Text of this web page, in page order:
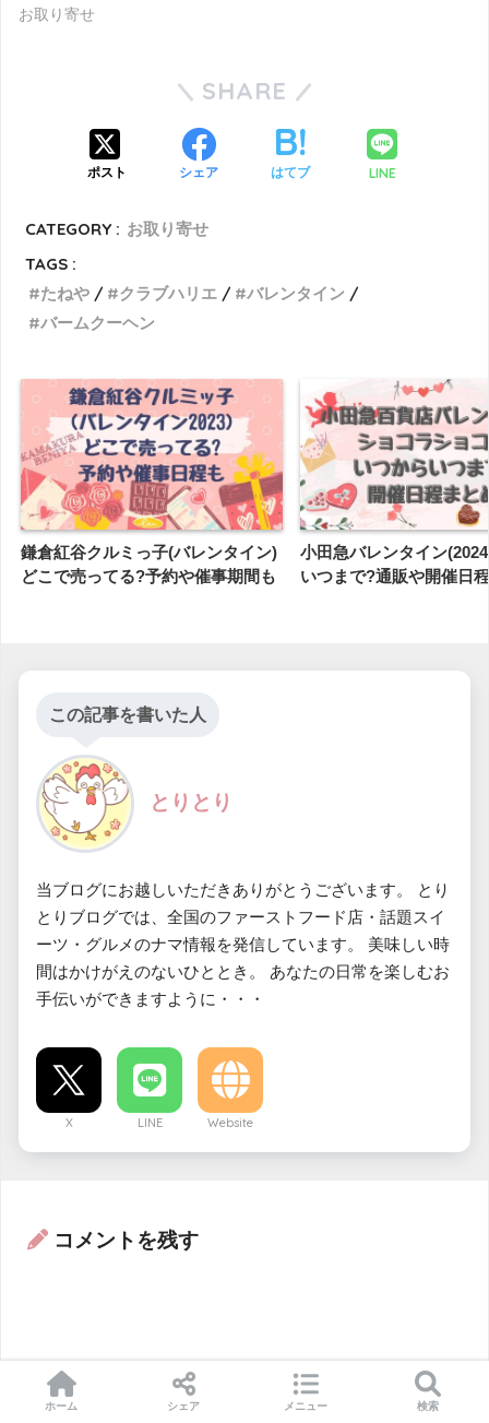
お取り寄せ
SHARE
ポスト シェア はてブ LINE
CATEGORY : お取り寄せ
TAGS :
たねや
クラブハリエ
バレンタイン
バームクーヘン
鎌倉紅谷クルミっ子(バレンタイン)
どこで売ってる?予約や催事期間も
小田急バレンタイン
いつまで?通販や開催日
この記事を書いた人
とりとり
当ブログにお越しいただきありがとうございます。 とり
とりブログでは、全国のファーストフード店・話題スイ
ーツ・グルメのナマ情報を発信しています。 美味しい時
間はかけがえのないひととき。 あなたの日常を楽しむお
手伝いができますように・・・
X LINE Website
コメントを残す
ホーム シェア メニュー 検索